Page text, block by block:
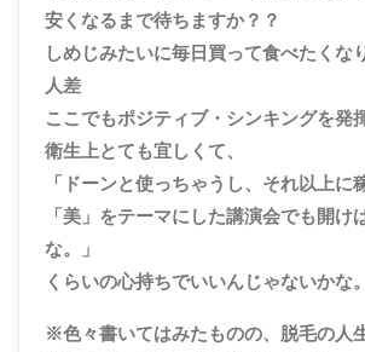
安くなるまで待ちますか？？
しめじみたいに毎日買って食べたくな
人差
ここでもポジティブ・シンキングを発
衛生上とても宜しくて、
「ドーンと使っちゃうし、それ以上に
「美」をテーマにした講演会でも開け
な。」
くらいの心持ちでいいんじゃないかな。
※色々書いてはみたものの、脱毛の人